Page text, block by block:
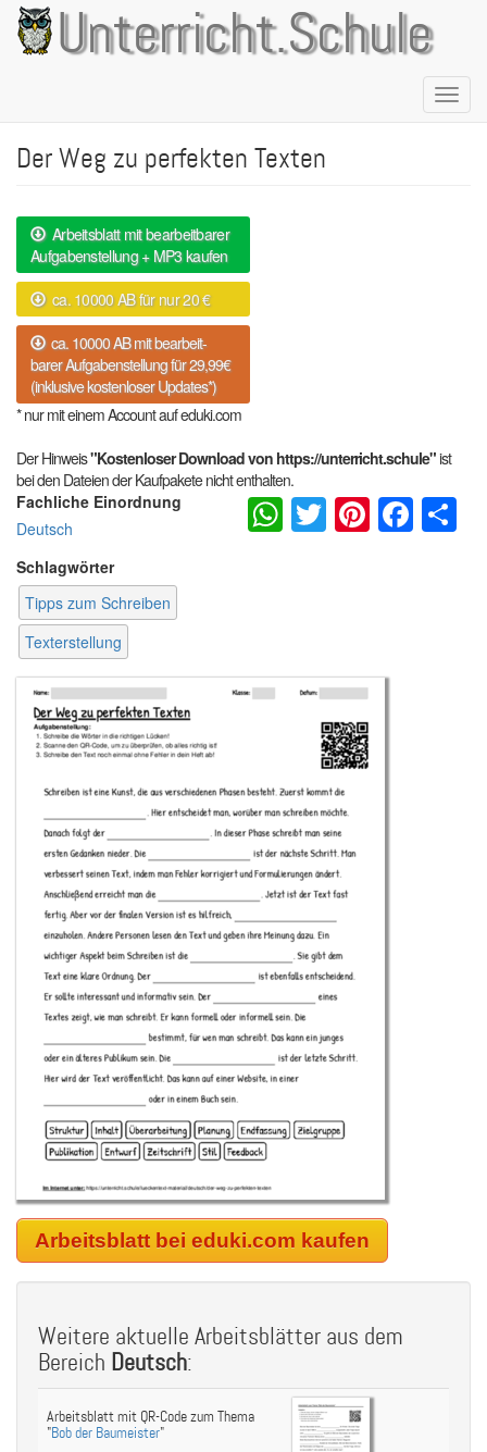
Direkt
zum
Inhalt
Unterricht.Schule
Der Weg zu perfekten Texten
Arbeitsblatt mit bearbeitbarer
Aufgabenstellung + MP3 kaufen
ca. 10000 AB für nur 20 €
ca. 10000 AB mit bearbeit-
barer Aufgabenstellung für 29,99€
(inklusive kostenloser Updates*)
* nur mit einem Account auf eduki.com
Der Hinweis"Kostenloser Download von https://unterricht.schule"ist
bei den Dateien der Kaufpakete nicht enthalten.
Fachliche Einordnung
Deutsch
Schlagwörter
Tipps zum Schreiben
Texterstellung
WhatsApp
Twitter
Arbeitsblatt bei eduki.com kaufen
Weitere aktuelle Arbeitsblätter aus dem
Bereich Deutsch:
Arbeitsblatt mit QR-Code zum Thema
"Bob der Baumeister"